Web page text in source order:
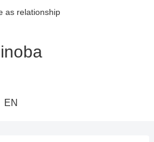
as relationship
EN